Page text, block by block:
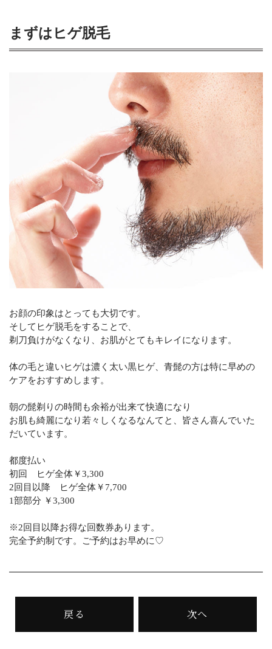
まずはヒゲ脱毛
お顔の印象はとっても大切です。
そしてヒゲ脱毛をすることで、
剃刀負けがなくなり、お肌がとてもキレイになります。
体の毛と違いヒゲは濃く太い黒ヒゲ、青髭の方は特に早めの
ケアをおすすめします。
朝の髭剃りの時間も余裕が出来て快適になり
お肌も綺麗になり若々しくなるなんてと、皆さん喜んでいた
だいています。
都度払い
初回 ヒゲ全体￥3,300
2回目以降 ヒゲ全体￥7,700
1部部分 ￥3,300
※2回目以降お得な回数券あります。
完全予約制です。ご予約はお早めに♡
戻る 次へ